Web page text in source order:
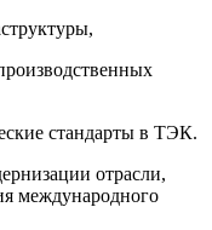
стандарты в ТЭК.
отрасли,
международного